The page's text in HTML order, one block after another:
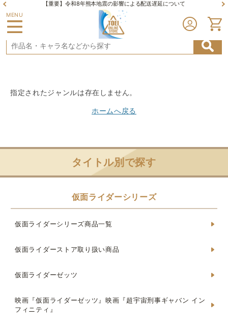
【重要】令和8年熊本地震の影響による配送遅延について
MENU
指定されたジャンルは存在しません。
ホームへ戻る
タイトル別で探す
仮面ライダーシリーズ
仮面ライダーシリーズ商品一覧
仮面ライダーストア取り扱い商品
仮面ライダーゼッツ
映画『仮面ライダーゼッツ』映画『超宇宙刑事ギャバン イン
フィニティ』